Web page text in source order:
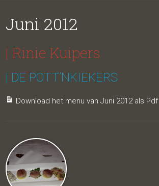
Juni 2012
| Rinie Kuipers
| DE POTT’NKIEKERS
Download het menu van Juni 2012 als Pdf